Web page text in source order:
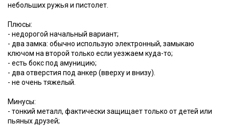
небольших ружья и пистолет.
Плюсы:
- недорогой начальный вариант;
- два замка: обычно использую электронный, замыкаю
ключом на второй только если уезжаем куда-то;
- есть бокс под амуницию;
- два отверстия под анкер (вверху и внизу).
- не очень тяжелый.
Минусы:
- тонкий металл, фактически защищает только от детей или
пьяных друзей;